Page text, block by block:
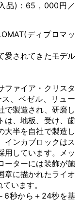
品)：65，000円／
ディプロマッ
愛されてきたモデル
ファイア・クリスタ
、ベゼル、リュー
で製造され、研磨し
は、地板、受け、歯
大半を自社で製造し
インカブロックはス
用しています。メッ
ーターには装飾が施
章に描かれたライオ
います。
6秒から＋24秒を基